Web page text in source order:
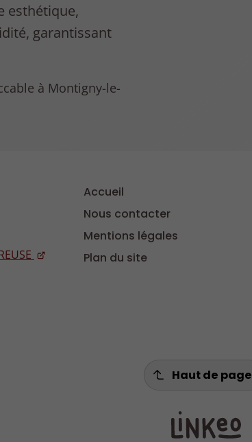
esthétique,
garantissant
à Montigny-le-
Accueil
Nous contacter
Mentions légales
Plan du site
Haut de page